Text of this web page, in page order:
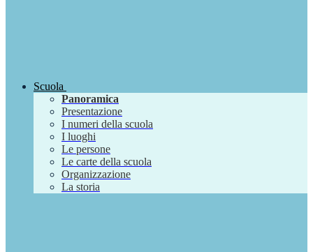
Scuola
Panoramica
Presentazione
I numeri della scuola
I luoghi
Le persone
Le carte della scuola
Organizzazione
La storia